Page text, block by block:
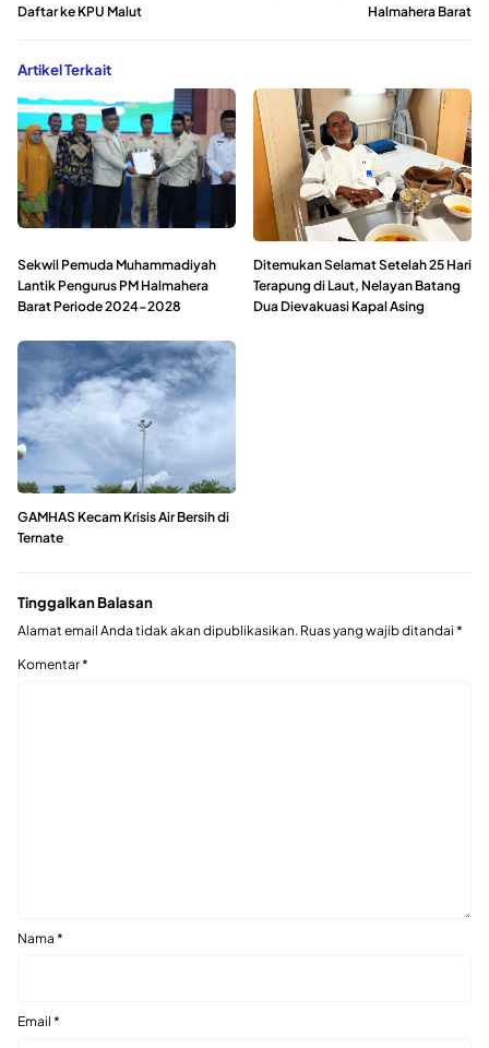
Daftar ke KPU Malut
Halmahera Barat
Artikel Terkait
Sekwil Pemuda Muhammadiyah
Lantik Pengurus PM Halmahera
Barat Periode 2024-2028
Ditemukan Selamat Setelah 25 Hari
Terapung di Laut, Nelayan Batang
Dua Dievakuasi Kapal Asing
GAMHAS Kecam Krisis Air Bersih di
Ternate
Tinggalkan Balasan
Alamat email Anda tidak akan dipublikasikan. Ruas yang wajib ditandai *
Komentar*
Nama *
Email *